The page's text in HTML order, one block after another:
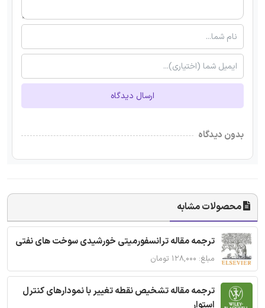
ارسال دیدگاه
بدون دیدگاه
محصولات مشابه
ترجمه مقاله ترانسفورمیتی خورشیدی سوخت های نفتی
مبلغ: ۱۲۸,۰۰۰ تومان
ترجمه مقاله تشخیص نقطه تغییر با نمودارهای کنترل
استوار